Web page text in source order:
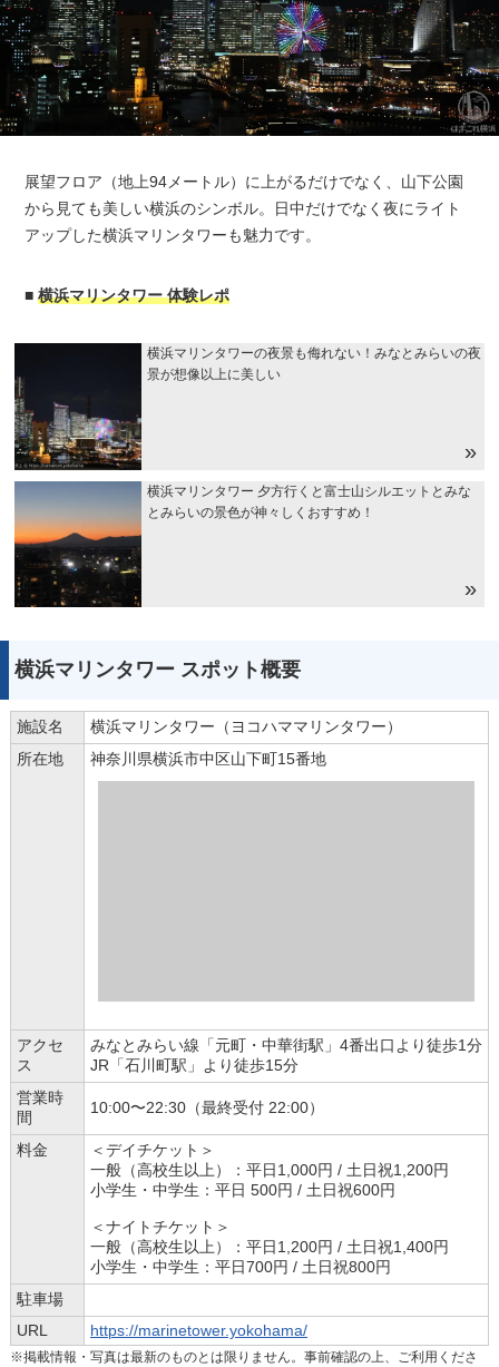
展望フロア（地上94メートル）に上がるだけでなく、山下公園
から見ても美しい横浜のシンボル。日中だけでなく夜にライト
アップした横浜マリンタワーも魅力です。
■横浜マリンタワー 体験レポ
横浜マリンタワーの夜景も侮れない！みなとみらいの夜
景が想像以上に美しい
横浜マリンタワー 夕方行くと富士山シルエットとみな
とみらいの景色が神々しくおすすめ！
横浜マリンタワー スポット概要
施設名
横浜マリンタワー（ヨコハママリンタワー）
所在地
神奈川県横浜市中区山下町15番地
アクセ
ス
みなとみらい線「元町・中華街駅」4番出口より徒歩1分
JR「石川町駅」より徒歩15分
営業時
間
10:00〜22:30（最終受付 22:00）
料金
＜デイチケット＞
一般（高校生以上）：平日1,000円 / 土日祝1,200円
小学生・中学生：平日 500円 / 土日祝600円
＜ナイトチケット＞
一般（高校生以上）：平日1,200円 / 土日祝1,400円
小学生・中学生：平日700円 / 土日祝800円
駐車場
URL
https://marinetower.yokohama/
※掲載情報・写真は最新のものとは限りません。事前確認の上、ご利用くださ